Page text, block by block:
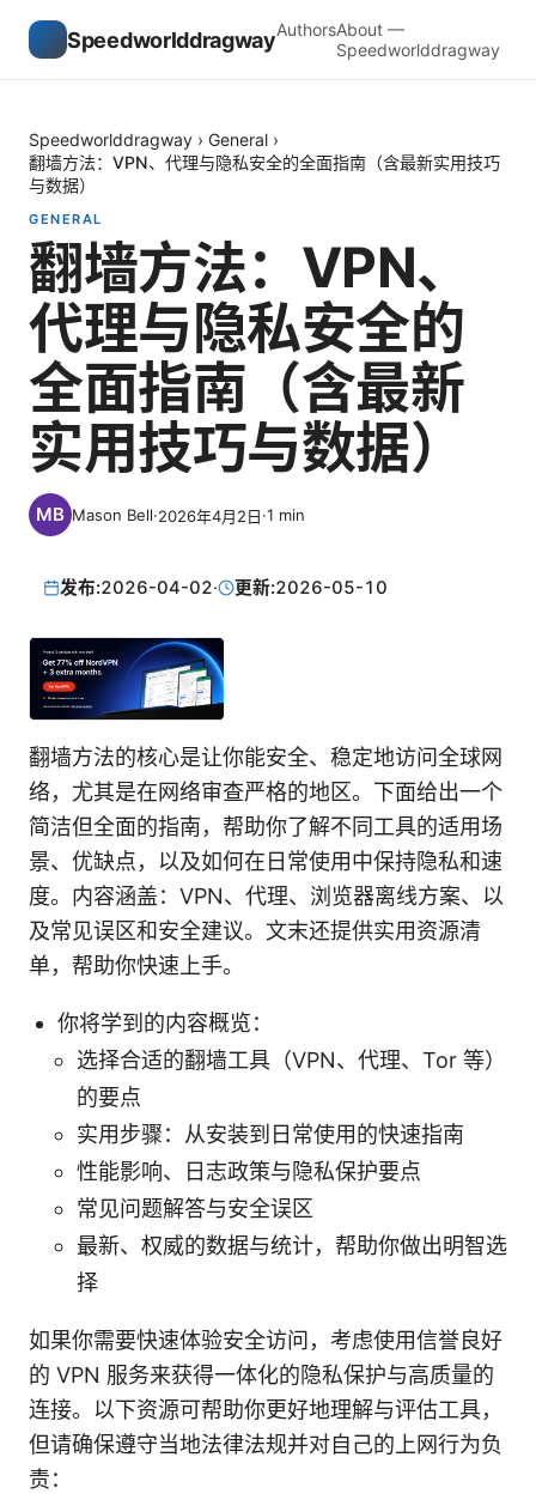
SpeedworlddragwayAuthorsAbout —
Speedworlddragway
Speedworlddragway › General ›
翻墙方法：VPN、代理与隐私安全的全面指南（含最新实用技巧
与数据）
GENERAL
翻墙方法：VPN、
代理与隐私安全的
全面指南（含最新
实用技巧与数据）
Mason Bell·2026年4月2日·1 min
发布:2026-04-02· 更新:2026-05-10
翻墙方法的核心是让你能安全、稳定地访问全球网
络，尤其是在网络审查严格的地区。下面给出一个
简洁但全面的指南，帮助你了解不同工具的适用场
景、优缺点，以及如何在日常使用中保持隐私和速
度。内容涵盖：VPN、代理、浏览器离线方案、以
及常见误区和安全建议。文末还提供实用资源清
单，帮助你快速上手。
你将学到的内容概览：
选择合适的翻墙工具（VPN、代理、Tor 等）
的要点
实用步骤：从安装到日常使用的快速指南
性能影响、日志政策与隐私保护要点
常见问题解答与安全误区
最新、权威的数据与统计，帮助你做出明智选
择
如果你需要快速体验安全访问，考虑使用信誉良好
的 VPN 服务来获得一体化的隐私保护与高质量的
连接。以下资源可帮助你更好地理解与评估工具，
但请确保遵守当地法律法规并对自己的上网行为负
责：